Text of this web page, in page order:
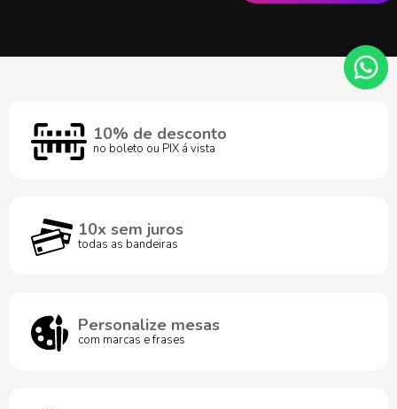
10% de desconto
no boleto ou PIX á vista
10x sem juros
todas as bandeiras
Personalize mesas
com marcas e frases